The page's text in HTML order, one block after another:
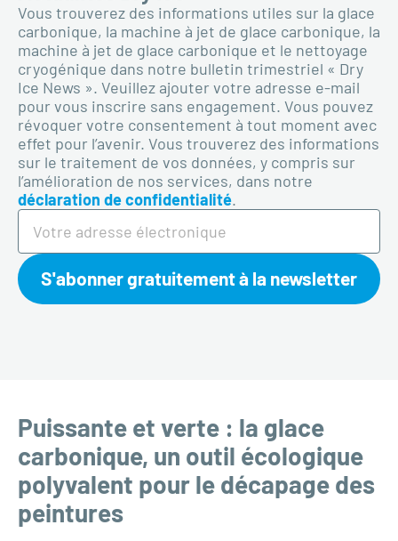
Vous trouverez des informations utiles sur la glace
carbonique, la machine à jet de glace carbonique, la
machine à jet de glace carbonique et le nettoyage
cryogénique dans notre bulletin trimestriel « Dry
Ice News ». Veuillez ajouter votre adresse e-mail
pour vous inscrire sans engagement. Vous pouvez
révoquer votre consentement à tout moment avec
effet pour l’avenir. Vous trouverez des informations
sur le traitement de vos données, y compris sur
l’amélioration de nos services, dans notre
déclaration de confidentialité.
S'abonner gratuitement à la newsletter
Puissante et verte : la glace
carbonique, un outil écologique
polyvalent pour le décapage des
peintures